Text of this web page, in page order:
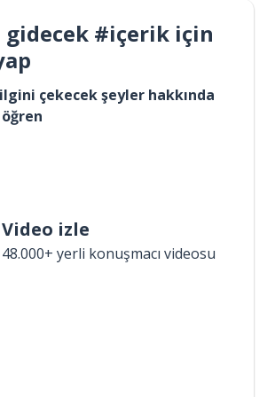
gidecek #içerik için
çekecek şeyler hakkında
Video izle
48.000+ yerli konuşmacı videosu